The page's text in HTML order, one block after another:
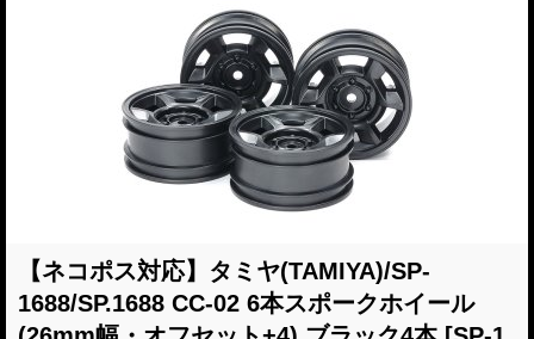
【ネコポス対応】タミヤ(TAMIYA)/SP-
1688/SP.1688 CC-02 6本スポークホイール